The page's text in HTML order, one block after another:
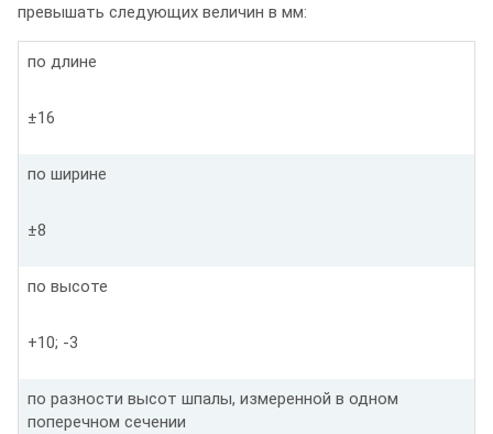
превышать следующих величин в мм:
по длине
±16
по ширине
±8
по высоте
+10; -3
по разности высот шпалы, измеренной в одном
поперечном сечении